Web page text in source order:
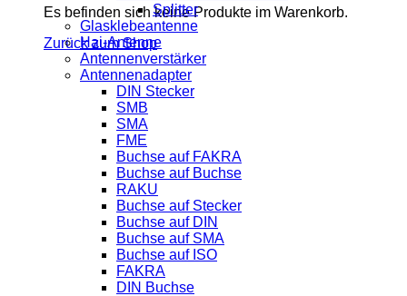
Es befinden sich keine Produkte im Warenkorb.
Zurück zum Shop
Splitter
Glasklebeantenne
Hai-Antenne
Antennenverstärker
Antennenadapter
DIN Stecker
SMB
SMA
FME
Buchse auf FAKRA
Buchse auf Buchse
RAKU
Buchse auf Stecker
Buchse auf DIN
Buchse auf SMA
Buchse auf ISO
FAKRA
DIN Buchse